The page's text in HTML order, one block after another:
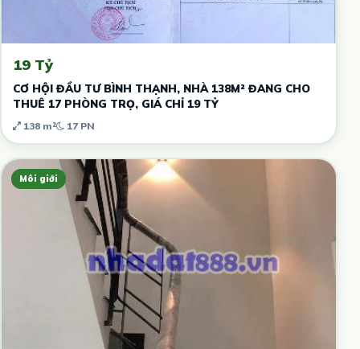
19 Tỷ
CƠ HỘI ĐẦU TƯ BÌNH THẠNH, NHÀ 138M² ĐANG CHO
THUÊ 17 PHÒNG TRỌ, GIÁ CHỈ 19 TỶ
138 m² 17 PN
Môi giới